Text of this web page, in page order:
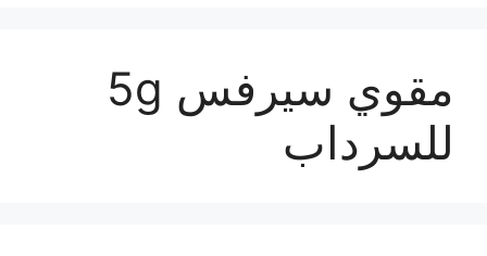
مقوي سيرفس 5g
للسرداب